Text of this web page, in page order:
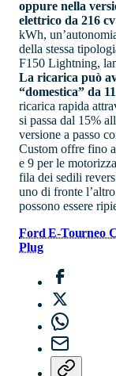
oppure nella
elettrico da 216 cv
kWh,
della stessa
F150 Lightning,
La ricarica può
“domestica” da
ricarica rapida
si passa dal 15%
versione a passo
Custom offre fino
e 9 per le
fila dei sedili
uno di fronte
possono essere
Ford E-Tourneo
Plug